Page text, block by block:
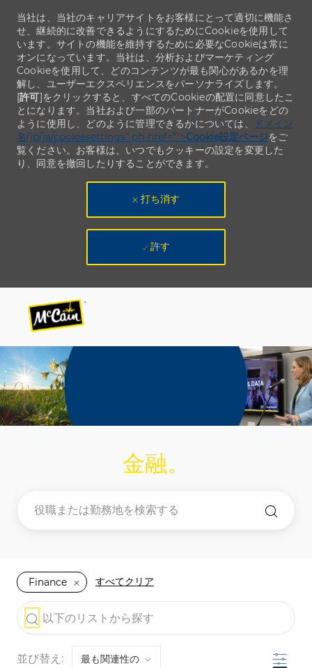
当社は、当社のキャリアサイトをお客様にとって適切に機能さ
せ、継続的に改善できるようにするためにCookieを使用して
います。サイトの機能を維持するために必要なCookieは常に
オンになっています。当社は、分析およびマーケティング
Cookieを使用して、どのコンテンツが最も関心があるかを理
解し、ユーザーエクスペリエンスをパーソナライズします。
[許可]をクリックすると、すべてのCookieの配置に同意したこ
とになります。当社および一部のパートナーがCookieをどの
ように使用し、どのように管理できるかについては、
ドメイン
名/jp/ja/cookiesettings" ph-href="">Cookie設定ページをご
覧ください。お客様は、いつでもクッキーの設定を変更した
り、同意を撤回したりすることができます。
打ち消す
許す
金融。
Finance すべてクリア
the results are updated
以下のリストから探す
並び替え: フィル